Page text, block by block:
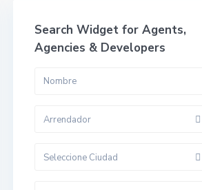
Search Widget for Agents,
Agencies & Developers
Arrendador
Seleccione Ciudad